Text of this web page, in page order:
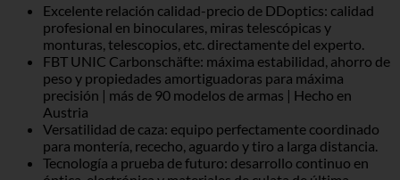
Excelente relación calidad-precio de DDoptics: calidad
profesional en binoculares, miras telescópicas y
monturas, telescopios, etc. directamente del experto.
FBT UNIC Carbonschäfte: máxima estabilidad, ahorro de
peso y propiedades amortiguadoras para máxima
precisión | más de 90 modelos de armas | Hecho en
Austria
Versatilidad de caza: equipo perfectamente coordinado
para montería, rececho, aguardo y tiro a larga distancia.
Tecnología a prueba de futuro: desarrollo continuo en